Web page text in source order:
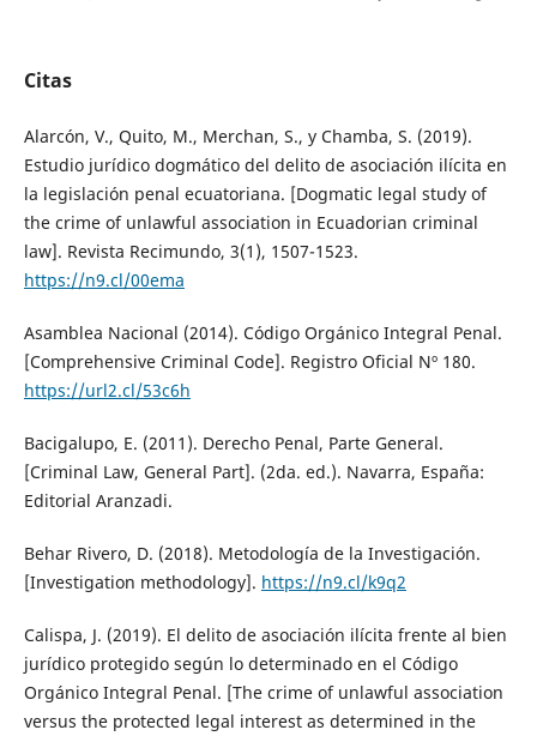
Citas
Alarcón, V., Quito, M., Merchan, S., y Chamba, S. (2019).
Estudio jurídico dogmático del delito de asociación ilícita en
la legislación penal ecuatoriana. [Dogmatic legal study of
the crime of unlawful association in Ecuadorian criminal
law]. Revista Recimundo, 3(1), 1507-1523.
https://n9.cl/00ema
Asamblea Nacional (2014). Código Orgánico Integral Penal.
[Comprehensive Criminal Code]. Registro Oficial Nº 180.
https://url2.cl/53c6h
Bacigalupo, E. (2011). Derecho Penal, Parte General.
[Criminal Law, General Part]. (2da. ed.). Navarra, España:
Editorial Aranzadi.
Behar Rivero, D. (2018). Metodología de la Investigación.
[Investigation methodology]. https://n9.cl/k9q2
Calispa, J. (2019). El delito de asociación ilícita frente al bien
jurídico protegido según lo determinado en el Código
Orgánico Integral Penal. [The crime of unlawful association
versus the protected legal interest as determined in the